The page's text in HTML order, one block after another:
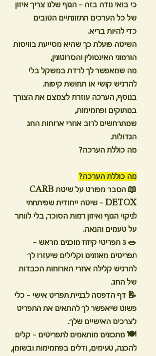
כי בואי נודה בזה – הגוף שלנו צריך איזון
של כל הערכים התזונתיים הטובים
כדי להיות בריא.
השיטה פועלת כך שהיא מסייעת בוויסות
הורמוני האינסולין והסרוטונין,
מה שמאפשר לך לרדת במשקל בלי
להרגיש קושי או תחושת קיפוח.
בנוסף, הערכה עוזרת לצמצם את הצורך
במתוקים ופחמימות,
שמתרחשים לרוב אחרי ארוחות החג
הגדולות.
מה כוללת הערכה?
מה כוללת הערכה?
📖
הסבר מפורט על שיטת CARB
DETOX – שיטה ייחודית שפיתחתי
לניקוי הגוף ואיזון רמות הסוכר, בלי לוותר
על טעמים והנאה.
🥗3 תפריטי קיזוז מוכנים מראש
–
תפריטים מאוזנים וקלילים שיעזרו לך
להרגיש קלילה אחרי הארוחות הכבדות
של החג.
📝 דף הדפסה לבניית תפריט אישי – כלי
פשוט שיאפשר לך להתאים את התפריט
לצרכים האישיים שלך.
🍽️ מתכונים מותאמים לתפריטים – קלים
להכנה, טעימים, ודלים בפחמימות ובשומן,